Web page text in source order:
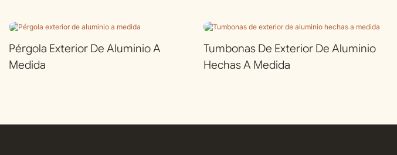
Pérgola Exterior De Aluminio A
Medida
Tumbonas De Exterior De Aluminio
Hechas A Medida